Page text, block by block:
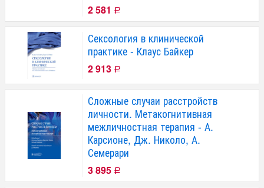
2 581 Р
Сексология в клинической
практике - Клаус Байкер
2 913 Р
Сложные случаи расстройств
личности. Метакогнитивная
межличностная терапия - А.
Карсионе, Дж. Николо, А.
Семерари
3 895 Р